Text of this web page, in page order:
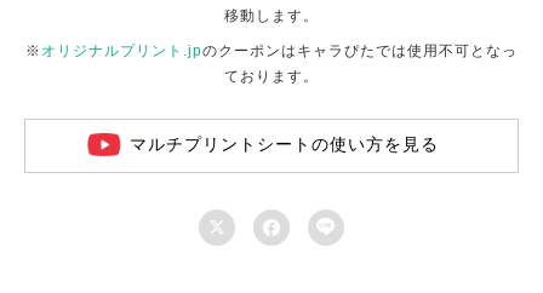
移動します。
※ オリジナルプリント.jpのクーポンはキャラぴたでは使用不可となっ
ております。
マルチプリントシートの使い方を見る
  